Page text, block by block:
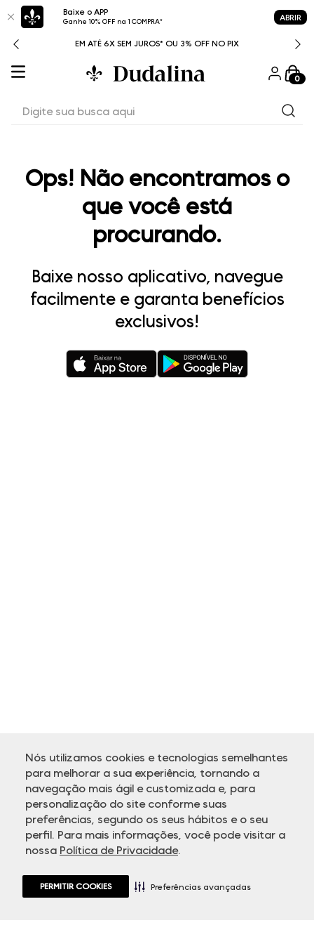
Baixe o APP
Ganhe 10% OFF na 1 COMPRA* ABRIR
Nós utilizamos cookies e tecnologias semelhantes
para melhorar a sua experiência, tornando a
navegação mais ágil e customizada e, para
personalização do site conforme suas
preferências, segundo os seus hábitos e o seu
perfil. Para mais informações, você pode visitar a
nossa Política de Privacidade.
PERMITIR COOKIES Preferências avançadas
EM ATÉ 6X SEM JUROS* OU 3% OFF NO PIX
0
Ops! Não encontramos o
que você está
procurando.
Baixe nosso aplicativo, navegue
facilmente e garanta benefícios
exclusivos!